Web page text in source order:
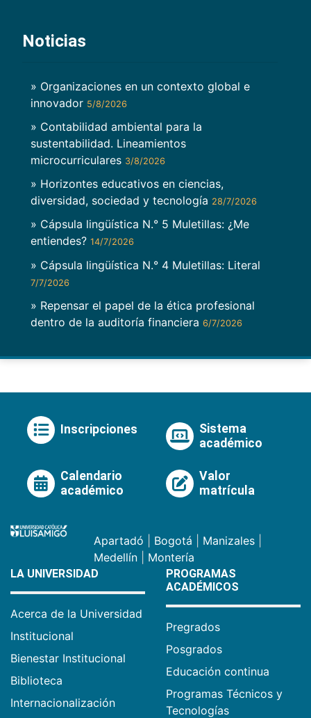
Noticias
» Organizaciones en un contexto global e
innovador 5/8/2026
» Contabilidad ambiental para la
sustentabilidad. Lineamientos
microcurriculares 3/8/2026
» Horizontes educativos en ciencias,
diversidad, sociedad y tecnología 28/7/2026
» Cápsula lingüística N.° 5 Muletillas: ¿Me
entiendes? 14/7/2026
» Cápsula lingüística N.° 4 Muletillas: Literal
7/7/2026
» Repensar el papel de la ética profesional
dentro de la auditoría financiera 6/7/2026
Inscripciones
Sistema
académico
Calendario
académico
Valor
matrícula
Apartadó Bogotá Manizales
Medellín
Montería
LA UNIVERSIDAD
Acerca de la Universidad
Institucional
Bienestar Institucional
Biblioteca
Internacionalización
PROGRAMAS
ACADÉMICOS
Pregrados
Posgrados
Educación continua
Programas Técnicos y
Tecnologías